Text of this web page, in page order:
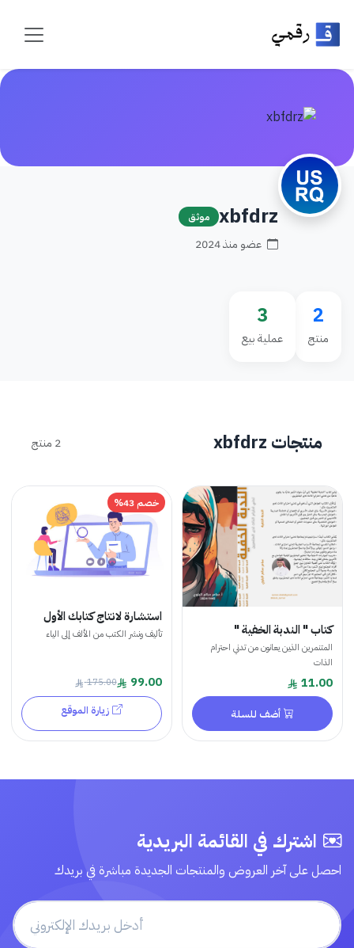
xbfdrz موثق
عضو منذ 2024
2
منتج
3
عملية بيع
منتجات xbfdrz 2 منتج
كتاب " الندبة الخفية "
المتنمرين الذين يعانون من تدني احترام
الذات
11.00
أضف للسلة
خصم 43%
استشارة لانتاج كتابك الأول
تأليف ونشر الكتب من الألف إلى الياء
99.00
175.00
زيارة الموقع
اشترك في القائمة البريدية
احصل على آخر العروض والمنتجات الجديدة مباشرة في بريدك